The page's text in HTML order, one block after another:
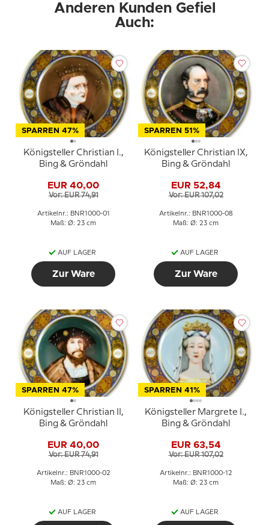
Anderen Kunden Gefiel
Auch:
SPARREN 47%
Königsteller Christian I.,
Bing & Gröndahl
EUR 40,00
Vor: EUR 74,91
Artikelnr.: BNR1000-01
Maß: Ø: 23 cm
AUF LAGER
Zur Ware
SPARREN 51%
Königsteller Christian IX,
Bing & Gröndahl
EUR 52,84
Vor: EUR 107,02
Artikelnr.: BNR1000-08
Maß: Ø: 23 cm
AUF LAGER
Zur Ware
SPARREN 47%
Königsteller Christian II,
Bing & Gröndahl
EUR 40,00
Vor: EUR 74,91
Artikelnr.: BNR1000-02
Maß: Ø: 23 cm
AUF LAGER
SPARREN 41%
Königsteller Margrete I.,
Bing & Gröndahl
EUR 63,54
Vor: EUR 107,02
Artikelnr.: BNR1000-12
Maß: Ø: 23 cm
AUF LAGER